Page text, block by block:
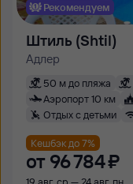
Рекомендуем
Штиль (Shtil)
Адлер
50 м до пляжа
Аэропорт 10 км
Отдых с детьми
Кешбэк до 7%
от 96 ⁠784 ⁠₽